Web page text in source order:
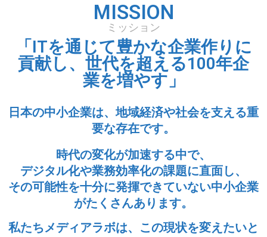
MISSION
ミッション
「ITを通じて豊かな企業作りに
貢献し、世代を超える100年企
業を増やす」
日本の中小企業は、地域経済や社会を支える重
要な存在です。
時代の変化が加速する中で、
デジタル化や業務効率化の課題に直面し、
その可能性を十分に発揮できていない中小企業
がたくさんあります。
私たちメディアラボは、この現状を変えたいと